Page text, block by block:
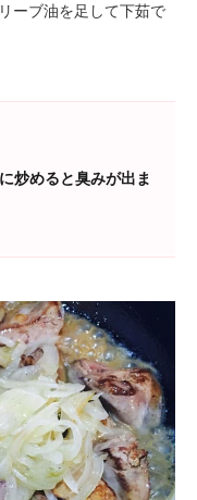
ーブ油を足して下茹で
炒めると臭みが出ま